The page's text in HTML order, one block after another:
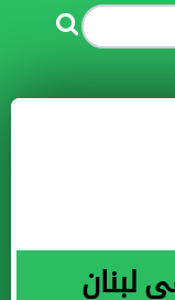
لبنان